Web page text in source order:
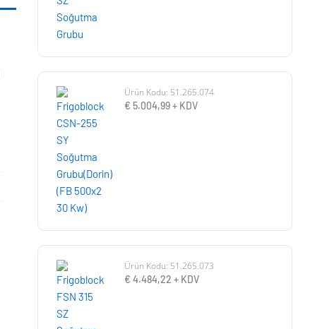
Ürün Kodu: 51.265.074
€ 5.004,99+ KDV
Ürün Kodu: 51.265.073
€ 4.484,22 + KDV